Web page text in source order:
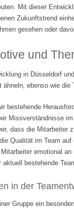
Mit dieser
Zukunftstrend
gesehen oder
und
in Düsseldorf
ähneln, ebenso wie
bestehende
Missverständnisse
dass die Mitarbeiter
Qualität im Team auf
emotional
aktuell bestehende
in der
Gruppe ein